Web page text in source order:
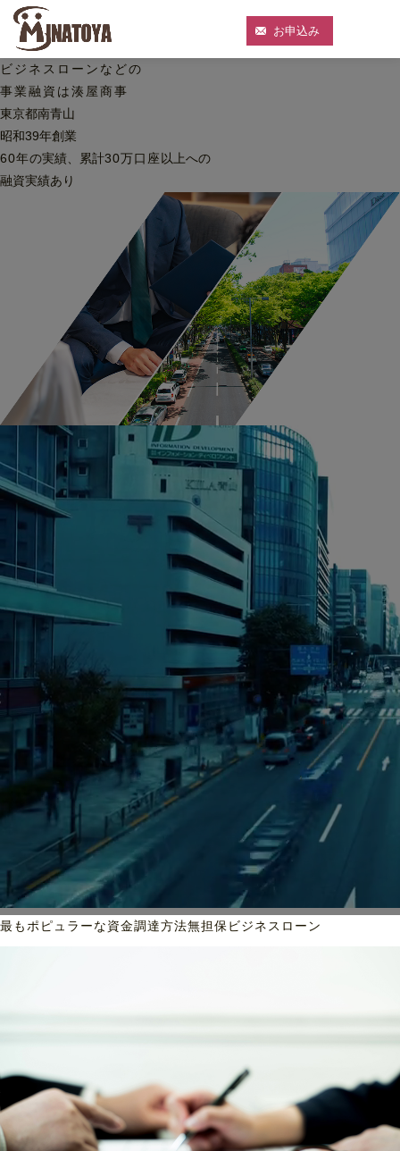
お申込み
ビジネスローンなどの
事業融資は湊屋商事
東京都南青山
昭和39年創業
60年の実績、累計30万口座 以上への
融資実績あり
最もポピュラーな資金調達方法無担保ビジネスローン